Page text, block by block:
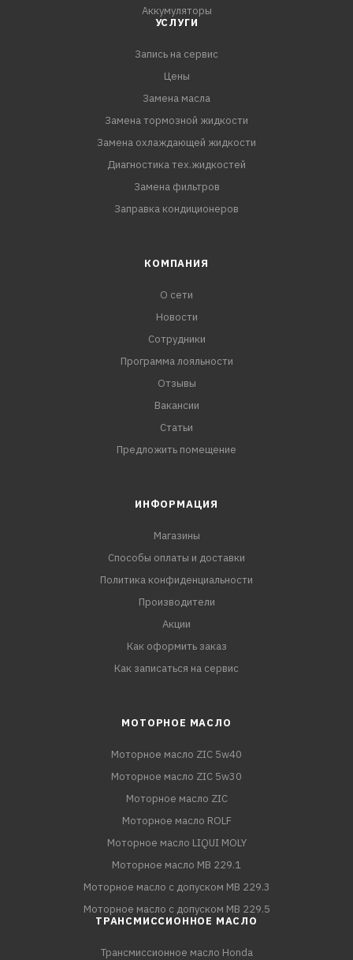
Аккумуляторы
УСЛУГИ
Запись на сервис
Цены
Замена масла
Замена тормозной жидкости
Замена охлаждающей жидкости
Диагностика тех.жидкостей
Замена фильтров
Заправка кондиционеров
КОМПАНИЯ
О сети
Новости
Сотрудники
Программа лояльности
Отзывы
Вакансии
Статьи
Предложить помещение
ИНФОРМАЦИЯ
Магазины
Способы оплаты и доставки
Политика конфиденциальности
Производители
Акции
Как оформить заказ
Как записаться на сервис
МОТОРНОЕ МАСЛО
Моторное масло ZIC 5w40
Моторное масло ZIC 5w30
Моторное масло ZIC
Моторное масло ROLF
Моторное масло LIQUI MOLY
Моторное масло MB 229.1
Моторное масло с допуском MB 229.3
Моторное масло с допуском MB 229.5
ТРАНСМИССИОННОЕ МАСЛО
Трансмиссионное масло Honda